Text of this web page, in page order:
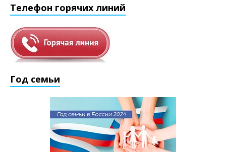
Телефон горячих линий
Год семьи